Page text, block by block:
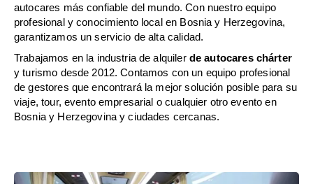
autocares más confiable del mundo. Con nuestro equipo
profesional y conocimiento local en Bosnia y Herzegovina,
garantizamos un servicio de alta calidad.
Trabajamos en la industria de alquiler de autocares chárter
y turismo desde 2012. Contamos con un equipo profesional
de gestores que encontrará la mejor solución posible para su
viaje, tour, evento empresarial o cualquier otro evento en
Bosnia y Herzegovina y ciudades cercanas.